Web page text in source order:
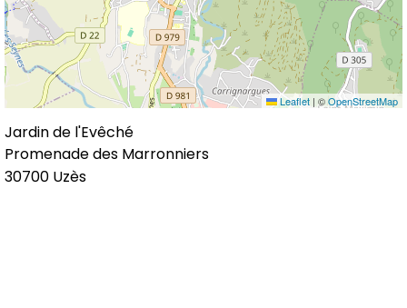
Leaflet | ©OpenStreetMap
Jardin de l'Evêché
Promenade des Marronniers
30700 Uzès